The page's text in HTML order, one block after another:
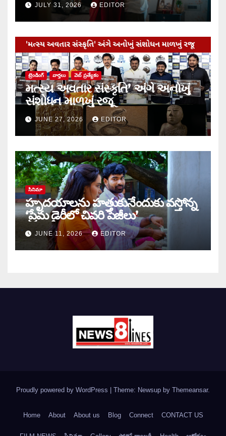
JULY 31, 2026 EDITOR
ట్రెండింగ్ వార్త‌లు వెబ్ ప్రత్యేకం
મત્સ્ય અવતાર સંસ્કૃતિ’ અંગે અનોખું
સંશોધન માળખું રજૂ
JUNE 27, 2026 EDITOR
సినిమా
హృదయాలను హత్తుకునేందుకు వస్తోన్న
‘ప్రేమ డైరీలో చివరి పేజీలు’
JUNE 11, 2026 EDITOR
Proudly powered by WordPress Theme: Newsup by Themeansar.
Home About About us Blog Connect CONTACT US